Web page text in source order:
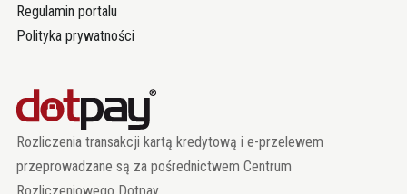
Regulamin portalu
Polityka prywatności
Rozliczenia transakcji kartą kredytową i e-przelewem
przeprowadzane są za pośrednictwem Centrum